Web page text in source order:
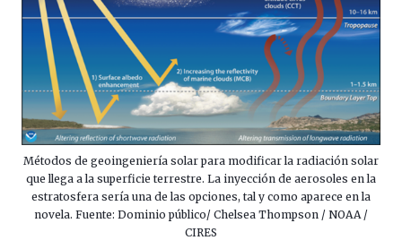
Métodos de geoingeniería solar para modificar la radiación solar
que llega a la superficie terrestre. La inyección de aerosoles en la
estratosfera sería una de las opciones, tal y como aparece en la
novela. Fuente: Dominio público/ Chelsea Thompson / NOAA /
CIRES